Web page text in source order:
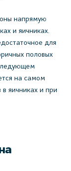
напрямую
и яичниках.
для
половых
на самом
яичниках и при